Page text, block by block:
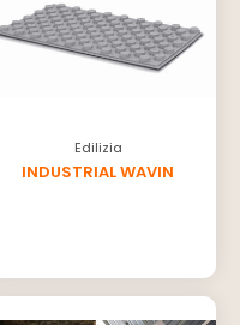
Edilizia
INDUSTRIAL WAVIN